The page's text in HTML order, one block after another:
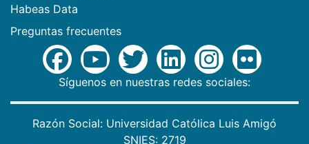
Habeas Data
Preguntas frecuentes
Síguenos en nuestras redes sociales:
Razón Social: Universidad Católica Luis Amigó
SNIES: 2719